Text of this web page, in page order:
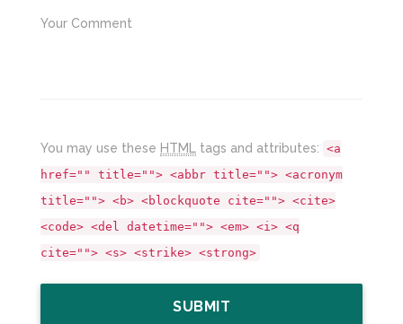
Your Comment
You may use these HTML tags and attributes: <a
href="" title=""> <abbr title=""> <acronym
title=""> <b> <blockquote cite=""> <cite>
<code> <del datetime=""> <em> <i> <q
cite=""> <s> <strike> <strong>